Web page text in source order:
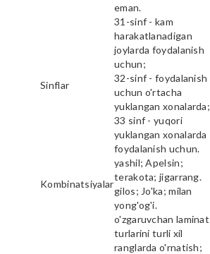
eman.
Sinflar
31-sinf - kam
harakatlanadigan
joylarda foydalanish
uchun;
32-sinf - foydalanish
uchun o'rtacha
yuklangan xonalarda;
33 sinf - yuqori
yuklangan xonalarda
foydalanish uchun.
Kombinatsiyalar
yashil; Apelsin;
terakota; jigarrang.
gilos; Jo'ka; milan
yong'og'i.
o'zgaruvchan laminat
turlarini turli xil
ranglarda o'rnatish;